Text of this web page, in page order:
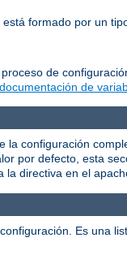
formado por un
de
documentación de
la configuración
por defecto, esta
directiva en el
Es una